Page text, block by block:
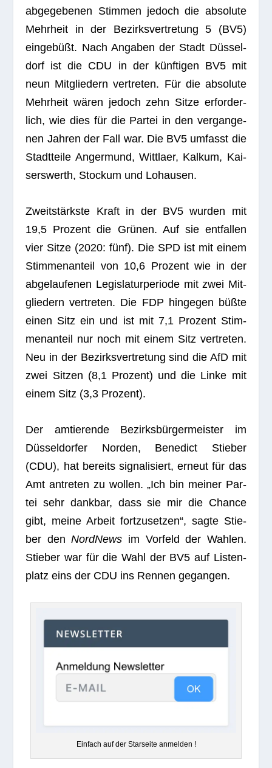
abge­ge­be­nen Stim­men jedoch die abso­lute
Mehr­heit in der Bezirks­ver­tre­tung 5 (BV5)
ein­ge­büßt. Nach Anga­ben der Stadt Düs­sel­
dorf ist die CDU in der künf­ti­gen BV5 mit
neun Mit­glie­dern ver­tre­ten. Für die abso­lute
Mehr­heit wären jedoch zehn Sitze erfor­der­
lich, wie dies für die Par­tei in den ver­gan­ge­
nen Jah­ren der Fall war. Die BV5 umfasst die
Stadt­teile Anger­mund, Witt­laer, Kal­kum, Kai­
sers­werth, Sto­ckum und Lohausen.
Zweit­stärkste Kraft in der BV5 wur­den mit
19,5 Pro­zent die Grü­nen. Auf sie ent­fal­len
vier Sitze (2020: fünf). Die SPD ist mit einem
Stim­men­an­teil von 10,6 Pro­zent wie in der
abge­lau­fe­nen Legis­la­tur­pe­ri­ode mit zwei Mit­
glie­dern ver­tre­ten. Die FDP hin­ge­gen büßte
einen Sitz ein und ist mit 7,1 Pro­zent Stim­
men­an­teil nur noch mit einem Sitz ver­tre­ten.
Neu in der Bezirks­ver­tre­tung sind die AfD mit
zwei Sit­zen (8,1 Pro­zent) und die Linke mit
einem Sitz (3,3 Prozent).
Der amtie­rende Bezirks­bür­ger­meis­ter im
Düs­sel­dor­fer Nor­den, Bene­dict Stie­ber
(CDU), hat bereits signa­li­siert, erneut für das
Amt antre­ten zu wol­len. „Ich bin mei­ner Par­
tei sehr dank­bar, dass sie mir die Chance
gibt, meine Arbeit fort­zu­set­zen“, sagte Stie­
ber denNord­News im Vor­feld der Wah­len.
Stie­ber war für die Wahl der BV5 auf Lis­ten­
platz eins der CDU ins Ren­nen gegangen.
Ein­fach auf der Star­seite anmelden !